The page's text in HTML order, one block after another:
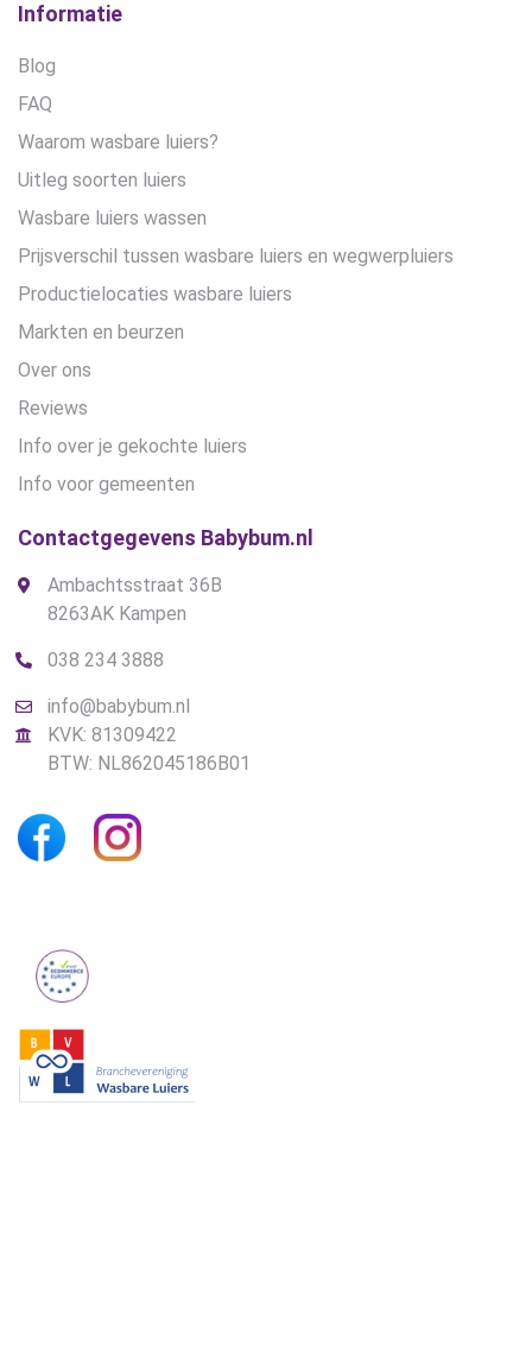
Informatie
Blog
FAQ
Waarom wasbare luiers?
Uitleg soorten luiers
Wasbare luiers wassen
Prijsverschil tussen wasbare luiers en wegwerpluiers
Productielocaties wasbare luiers
Markten en beurzen
Over ons
Reviews
Info over je gekochte luiers
Info voor gemeenten
Contactgegevens Babybum.nl
Ambachtsstraat 36B
8263AK Kampen
038 234 3888
info@babybum.nl
KVK: 81309422
BTW: NL862045186B01